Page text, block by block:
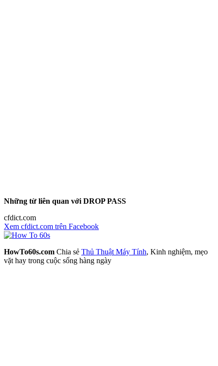
Những từ liên quan với DROP PASS
cfdict.com
Xem cfdict.com trên Facebook
HowTo60s.com Chia sẻ Thủ Thuật Máy Tính, Kinh nghiệm, mẹo
vặt hay trong cuộc sống hàng ngày